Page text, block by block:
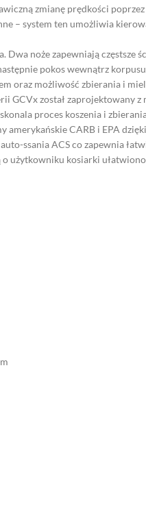
zmianę prędkości
– system ten umożliwia
noże zapewniają częstsze
pokos wewnątrz
oraz możliwość zbierania i
został zaprojektowany
proces koszenia i
CARB i EPA
ssania ACS co zapewnia
użytkowniku kosiarki